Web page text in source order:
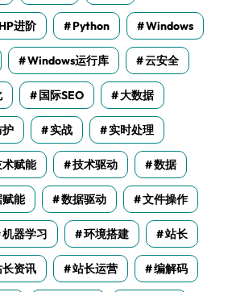
进阶 Python Windows
Windows运行库 云安全
国际SEO 大数据
护 实战 实时处理
术赋能 技术驱动 数据
能 数据驱动 文件操作
机器学习 环境搭建 站长
长资讯 站长运营 编解码